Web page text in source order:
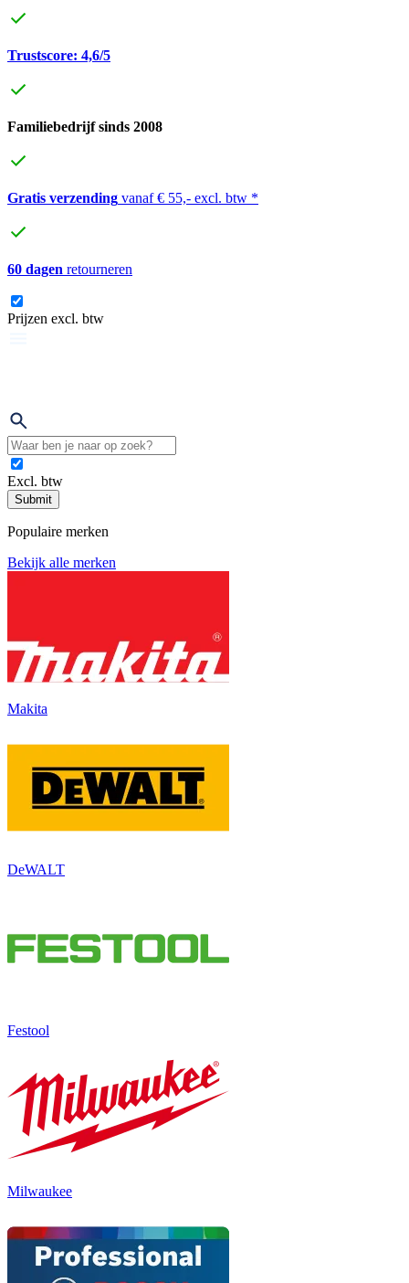
Trustscore: 4,6/5
Familiebedrijf sinds 2008
Gratis verzending vanaf € 55,- excl. btw *
60 dagen retourneren
Prijzen excl. btw
Excl. btw
Submit
Populaire merken
Bekijk alle merken
Makita
DeWALT
Festool
Milwaukee